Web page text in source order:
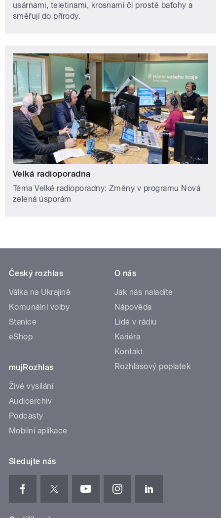
usárnami, teletinami, krosnami či prostě baťohy a
směřují do přírody.
Velká radioporadna
Téma Velké radioporadny: Změny v programu Nová
zelená úsporám
Český rozhlas
Válka na Ukrajině
Komunální volby
Stanice
eShop
mujRozhlas
Živé vysílání
Audioarchiv
Podcasty
Mobilní aplikace
O nás
Jak nás naladíte
Nápověda
Lidé v rádiu
Kariéra
Kontakt
Rozhlasový poplatek
Sledujte nás